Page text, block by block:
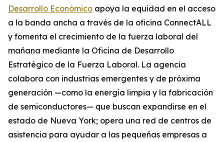
Desarrollo Económico apoya la equidad en el acceso
a la banda ancha a través de la oficina ConnectALL
y fomenta el crecimiento de la fuerza laboral del
mañana mediante la Oficina de Desarrollo
Estratégico de la Fuerza Laboral. La agencia
colabora con industrias emergentes y de próxima
generación —como la energía limpia y la fabricación
de semiconductores— que buscan expandirse en el
estado de Nueva York; opera una red de centros de
asistencia para ayudar a las pequeñas empresas a